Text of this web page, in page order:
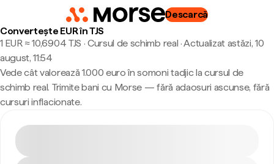
Descarcă
Convertește EUR în TJS
1 EUR ≈ 10,6904 TJS · Cursul de schimb real ·Actualizat astăzi, 10
august, 11:54
Vede cât valorează 1.000 euro în somoni tadjic la cursul de
schimb real. Trimite bani cu Morse — fără adaosuri ascunse, fără
cursuri inflacionate.